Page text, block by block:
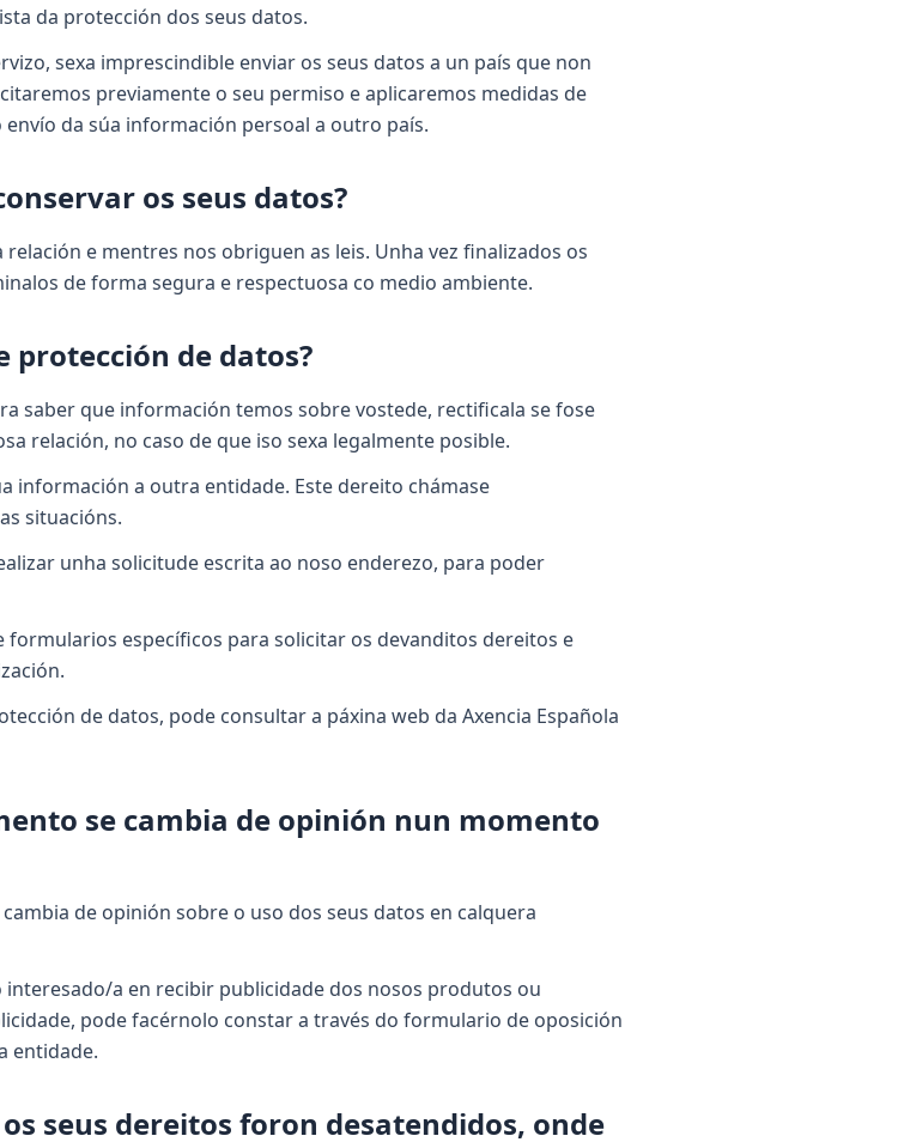
da protección dos seus datos.
sexa imprescindible enviar os seus datos a un país que non
previamente o seu permiso e aplicaremos medidas de
da súa información persoal a outro país.
os seus datos?
e mentres nos obriguen as leis. Unha vez finalizados os
de forma segura e respectuosa co medio ambiente.
protección de datos?
saber que información temos sobre vostede, rectificala se fose
relación, no caso de que iso sexa legalmente posible.
información a outra entidade. Este dereito chámase
situacións.
unha solicitude escrita ao noso enderezo, para poder
formularios específicos para solicitar os devanditos dereitos e
de datos, pode consultar a páxina web da Axencia Española
se cambia de opinión nun momento
de opinión sobre o uso dos seus datos en calquera
interesado/a en recibir publicidade dos nosos produtos ou
pode facérnolo constar a través do formulario de oposición
entidade.
seus dereitos foron desatendidos, onde